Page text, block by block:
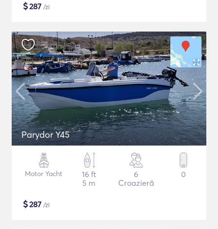
$287 /zi
Parydor Y45
Motor Yacht
16 ft
5 m
6
Croazieră
0
$287 /zi